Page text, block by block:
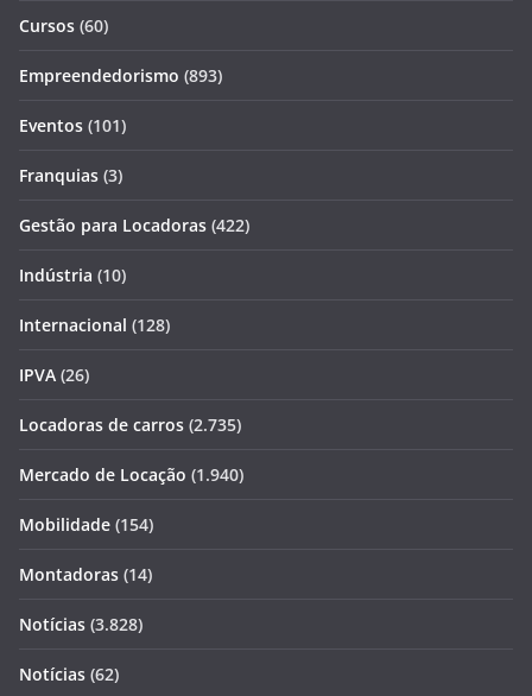
Cursos (60)
Empreendedorismo (893)
Eventos (101)
Franquias (3)
Gestão para Locadoras (422)
Indústria (10)
Internacional (128)
IPVA (26)
Locadoras de carros (2.735)
Mercado de Locação (1.940)
Mobilidade (154)
Montadoras (14)
Notícias (3.828)
Notícias (62)